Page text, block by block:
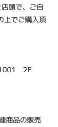
頭で、ご自
上でご購入頂
1001 2F
商品の販売